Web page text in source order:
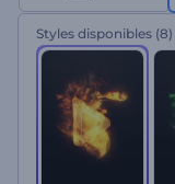
les vidéos
introductions
Styles disponibles (8)